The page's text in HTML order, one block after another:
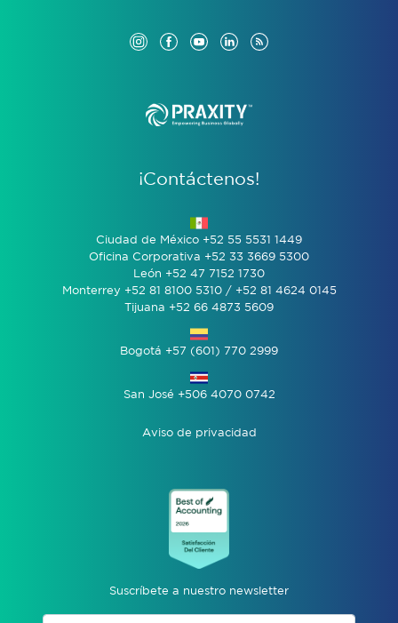
¡Contáctenos!
Ciudad de México +52 55 5531 1449
Oficina Corporativa +52 33 3669 5300
León +52 47 7152 1730
Monterrey +52 81 8100 5310 / +52 81 4624 0145
Tijuana +52 66 4873 5609
Bogotá +57 (601) 770 2999
San José +506 4070 0742
Aviso de privacidad
Suscríbete a nuestro newsletter